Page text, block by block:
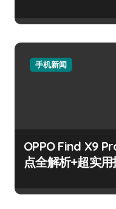
手机新闻
OPPO Find X9
点全解析+超实用